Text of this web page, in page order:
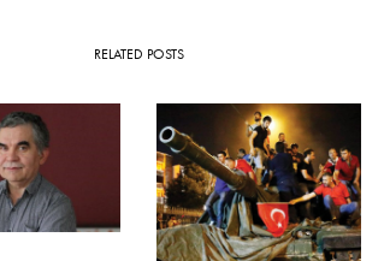
RELATED POSTS